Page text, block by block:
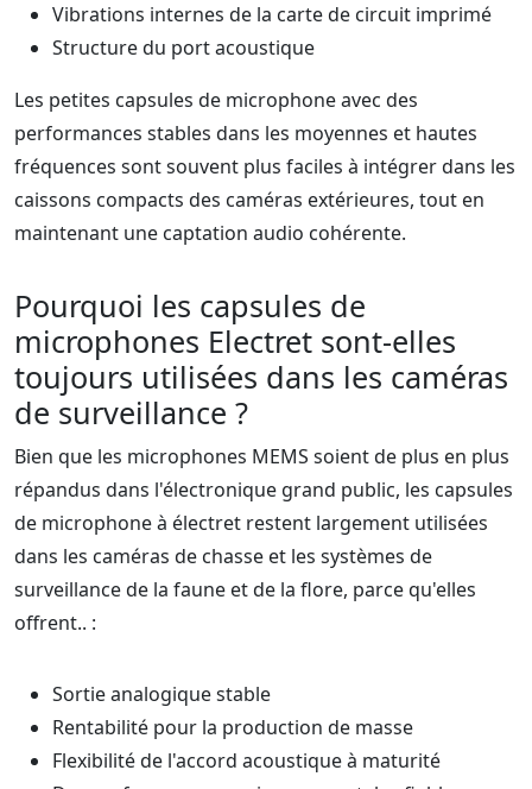
Vibrations internes de la carte de circuit imprimé
Structure du port acoustique
Les petites capsules de microphone avec des
performances stables dans les moyennes et hautes
fréquences sont souvent plus faciles à intégrer dans les
caissons compacts des caméras extérieures, tout en
maintenant une captation audio cohérente.
Pourquoi les capsules de
microphones Electret sont-elles
toujours utilisées dans les caméras
de surveillance ?
Bien que les microphones MEMS soient de plus en plus
répandus dans l'électronique grand public, les capsules
de microphone à électret restent largement utilisées
dans les caméras de chasse et les systèmes de
surveillance de la faune et de la flore, parce qu'elles
offrent.. :
Sortie analogique stable
Rentabilité pour la production de masse
Flexibilité de l'accord acoustique à maturité